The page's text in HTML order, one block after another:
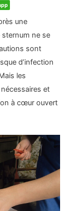
une
ne se
sont
d’infection
les
et
à cœur ouvert